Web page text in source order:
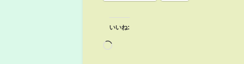
いいね: